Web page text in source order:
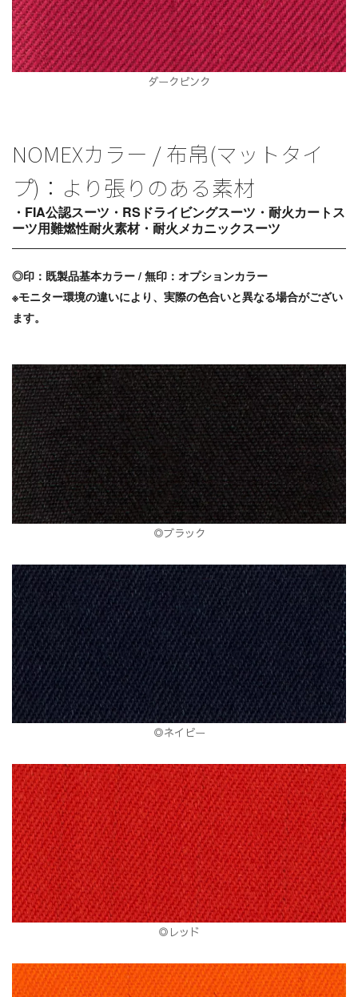
ダークピンク
NOMEXカラー / 布帛(マットタイ
プ)：より張りのある素材
・FIA公認スーツ・RSドライビングスーツ・耐火カートス
ーツ用難燃性耐火素材・耐火メカニックスーツ
◎印：既製品基本カラー / 無印：オプションカラー
※モニター環境の違いにより、実際の色合いと異なる場合がござい
ます。
◎ブラック
◎ネイビー
◎レッド